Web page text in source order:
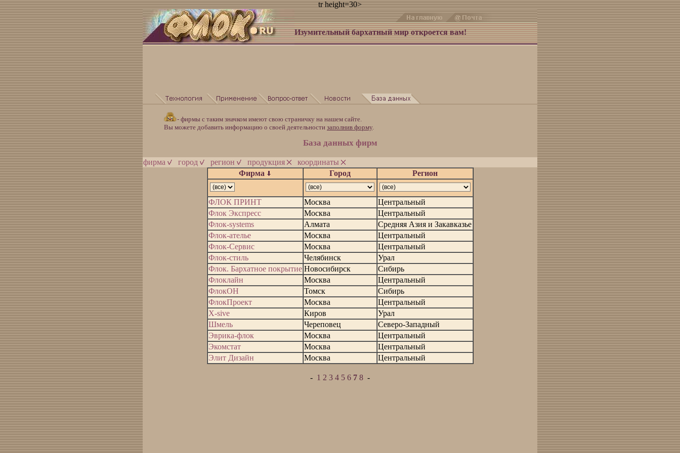
tr height=30>
Изумительный бархатный мир откроется вам!
- фирмы с таким значком имеют свою страничку на нашем сайте.
Вы можете добавить информацию о своей деятельности заполнив форму.
База данных фирм
фирма город регион продукция
координаты
Фирма
Город Регион
ФЛОК ПРИНТ Москва
Центральный
Флок Экспресс
Москва
Центральный
Флок-systems
Алмата
Средняя Азия и Закавказье
Флок-ателье
Москва
Центральный
Флок-Сервис
Москва
Центральный
Флок-стиль
Челябинск
Урал
Флок. Бархатное покрытие Новосибирск
Сибирь
Флоклайн
Москва
Центральный
ФлокОН
Томск
Сибирь
ФлокПроект
Москва
Центральный
Х-sive
Киров
Урал
Шмель
Череповец
Северо-Западный
Эврика-флок
Москва
Центральный
Экомстат
Москва
Центральный
Элит Дизайн
Москва Центральный
- 1 2 3 4 5 6 7 8 -